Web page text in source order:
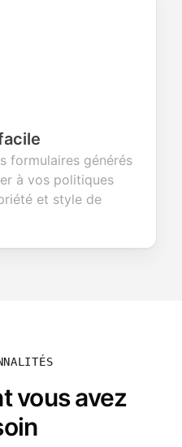
formulaires générés
à vos politiques
et style de
vous avez